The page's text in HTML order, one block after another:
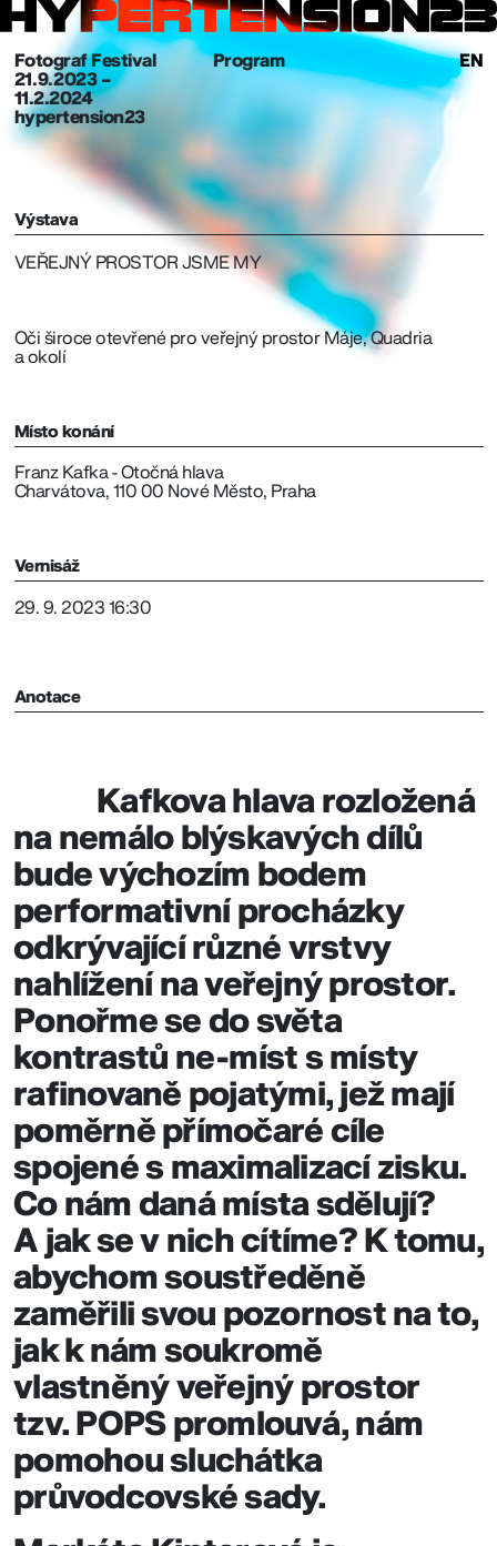
Fotograf Festival
21. 9. 2023 –
11.2.2024
hypertension23
Program EN
Výstava
VEŘEJNÝ PROSTOR JSME MY
Oči široce otevřené pro veřejný prostor Máje, Quadria
a okolí
Místo konání
Franz Kafka - Otočná hlava
Charvátova, 110 00 Nové Město, Praha
Vernisáž
29. 9. 2023 16:30
Anotace
Kafkova hlava rozložená
na nemálo blýskavých dílů
bude výchozím bodem
performativní procházky
odkrývající různé vrstvy
nahlížení na veřejný prostor.
Ponořme se do světa
kontrastů ne-míst s místy
rafinovaně pojatými, jež mají
poměrně přímočaré cíle
spojené s maximalizací zisku.
Co nám daná místa sdělují?
A jak se v nich cítíme? K tomu,
abychom soustředěně
zaměřili svou pozornost na to,
jak k nám soukromě
vlastněný veřejný prostor
tzv. POPS promlouvá, nám
pomohou sluchátka
průvodcovské sady.